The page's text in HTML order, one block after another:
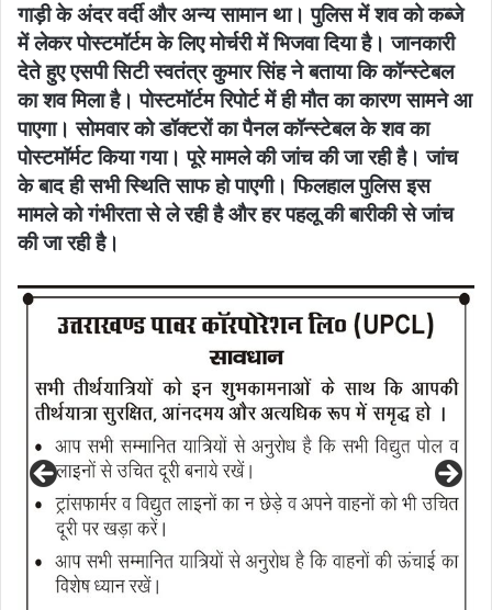
गाड़ी के अंदर वर्दी और अन्य सामान था। पुलिस में शव को कब्जे
में लेकर पोस्टमॉर्टम के लिए मोर्चरी में भिजवा दिया है। जानकारी
देते हुए एसपी सिटी स्वतंत्र कुमार सिंह ने बताया कि कॉन्स्टेबल
का शव मिला है। पोस्टमॉर्टम रिपोर्ट में ही मौत का कारण सामने आ
पाएगा। सोमवार को डॉक्टरों का पैनल कॉन्स्टेबल के शव का
पोस्टमॉर्मट किया गया। पूरे मामले की जांच की जा रही है। जांच
के बाद ही सभी स्थिति साफ हो पाएगी। फिलहाल पुलिस इस
मामले को गंभीरता से ले रही है और हर पहलू की बारीकी से जांच
की जा रही है।